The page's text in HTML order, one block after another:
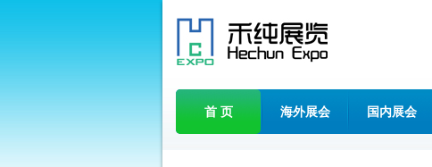
首 页 海外展会 国内展会